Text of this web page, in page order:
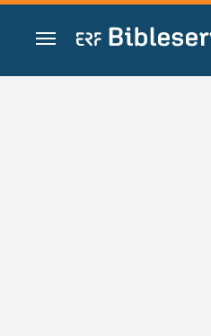
Zum Inhalt springen